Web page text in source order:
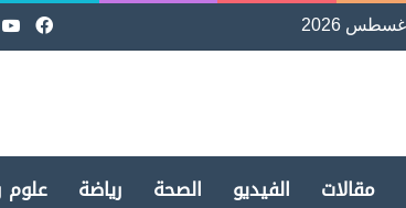
مقالات الفيديو الصحة رياضة علوم